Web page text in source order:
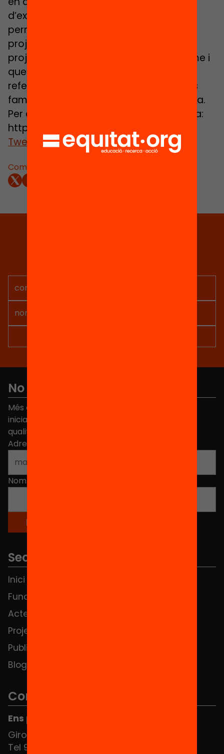
Comparteix:
d’excel·lència. Aquesta aliança ha de
permetre al centre desenvolupar un
projecte innovador i de qualitat, un
projecte atractiu, que tingui magnetisme i
que es converteixi en un projecte de
referència en el seu territori, tant per les
famílies com per la comunitat educativa.
Per a més informació sobre el programa:
http://magnet.cat/
Tweets by aliancesmagnet
No et perdis res
Més de 40.000 persones ja han triat Equitat. Rep
iniciatives, propostes i projectes per millorar la
qualitat de l'educació a Catalunya.
Adreça electrònica
Nom
Seccions
Inici
Fundació
Actes
Projectes
Publicacions i vídeos
Blog
Contacte
Ens pots trobar al Hub Social
Girona 34, interior 08010 Barcelona
Tel 934 588 700